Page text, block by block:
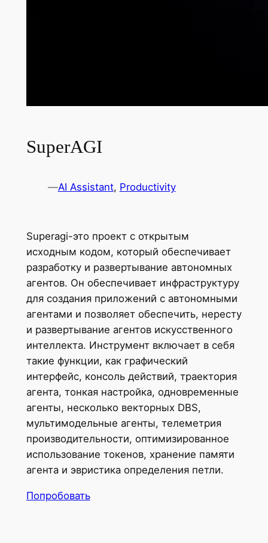
SuperAGI
—AI Assistant, Productivity
Superagi-это проект с открытым
исходным кодом, который обеспечивает
разработку и развертывание автономных
агентов. Он обеспечивает инфраструктуру
для создания приложений с автономными
агентами и позволяет обеспечить, нересту
и развертывание агентов искусственного
интеллекта. Инструмент включает в себя
такие функции, как графический
интерфейс, консоль действий, траектория
агента, тонкая настройка, одновременные
агенты, несколько векторных DBS,
мультимодельные агенты, телеметрия
производительности, оптимизированное
использование токенов, хранение памяти
агента и эвристика определения петли.
Попробовать